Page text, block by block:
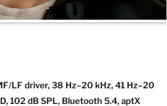
LF driver, 38 Hz–20 kHz, 41 Hz–20
102 dB SPL, Bluetooth 5.4, aptX